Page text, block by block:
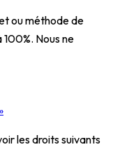
ou méthode de
Nous ne
les droits suivants